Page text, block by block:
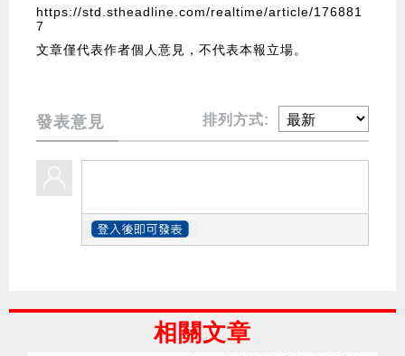
https://std.stheadline.com/realtime/article/176881
7
文章僅代表作者個人意見，不代表本報立場。
發表意見 排列方式:
相關文章